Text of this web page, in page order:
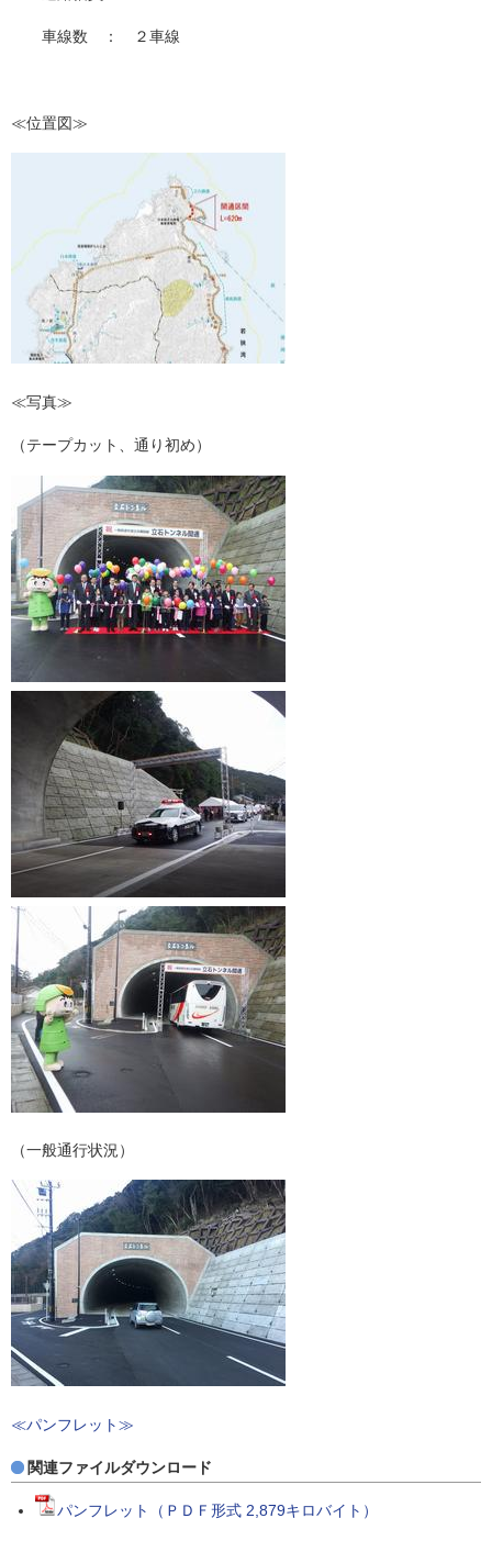
車線数 ： ２車線
≪位置図≫
≪写真≫
（テープカット、通り初め）
（一般通行状況）
≪パンフレット≫
関連ファイルダウンロード
パンフレット（ＰＤＦ形式 2,879キロバイト）